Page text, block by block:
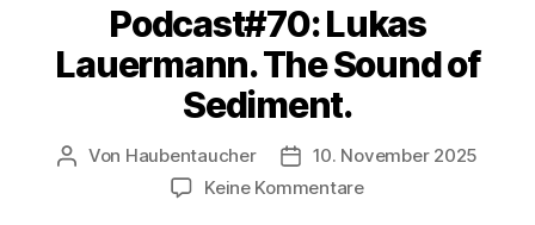
Podcast#70: Lukas
Lauermann. The Sound of
Sediment.
Beitragsautor
Von Haubentaucher Veröffentlichungsdatum
10. November 2025
Keine Kommentarezu